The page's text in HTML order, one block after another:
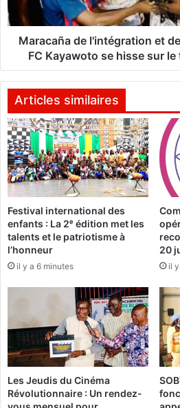
i
c
d
P
e
r
s
o
n
n
e
s
Â
g
P
A
)
a
d
'
i
t
é
g
r
a
t
i
o
n
e
t
d
c
h
é
s
i
Maracaña de l'intégration et
FC Kayawoto se hisse sur
Articles similaires
Festival international des
enfants : La 2ᵉ édition met les
talents et le patriotisme à
l’honneur
il y a 6 minutes
20
il
Les Jeudis du Cinéma
Révolutionnaire : Un rendez-